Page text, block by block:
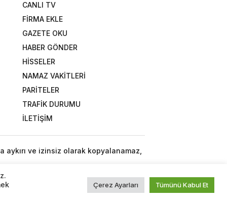
CANLI TV
FİRMA EKLE
GAZETE OKU
HABER GÖNDER
HİSSELER
NAMAZ VAKİTLERİ
PARİTELER
TRAFİK DURUMU
İLETİŞİM
ve izinsiz olarak kopyalanamaz,
Çerez Ayarları Tümünü Kabul Et